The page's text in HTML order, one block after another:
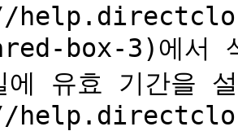
box-3)에서